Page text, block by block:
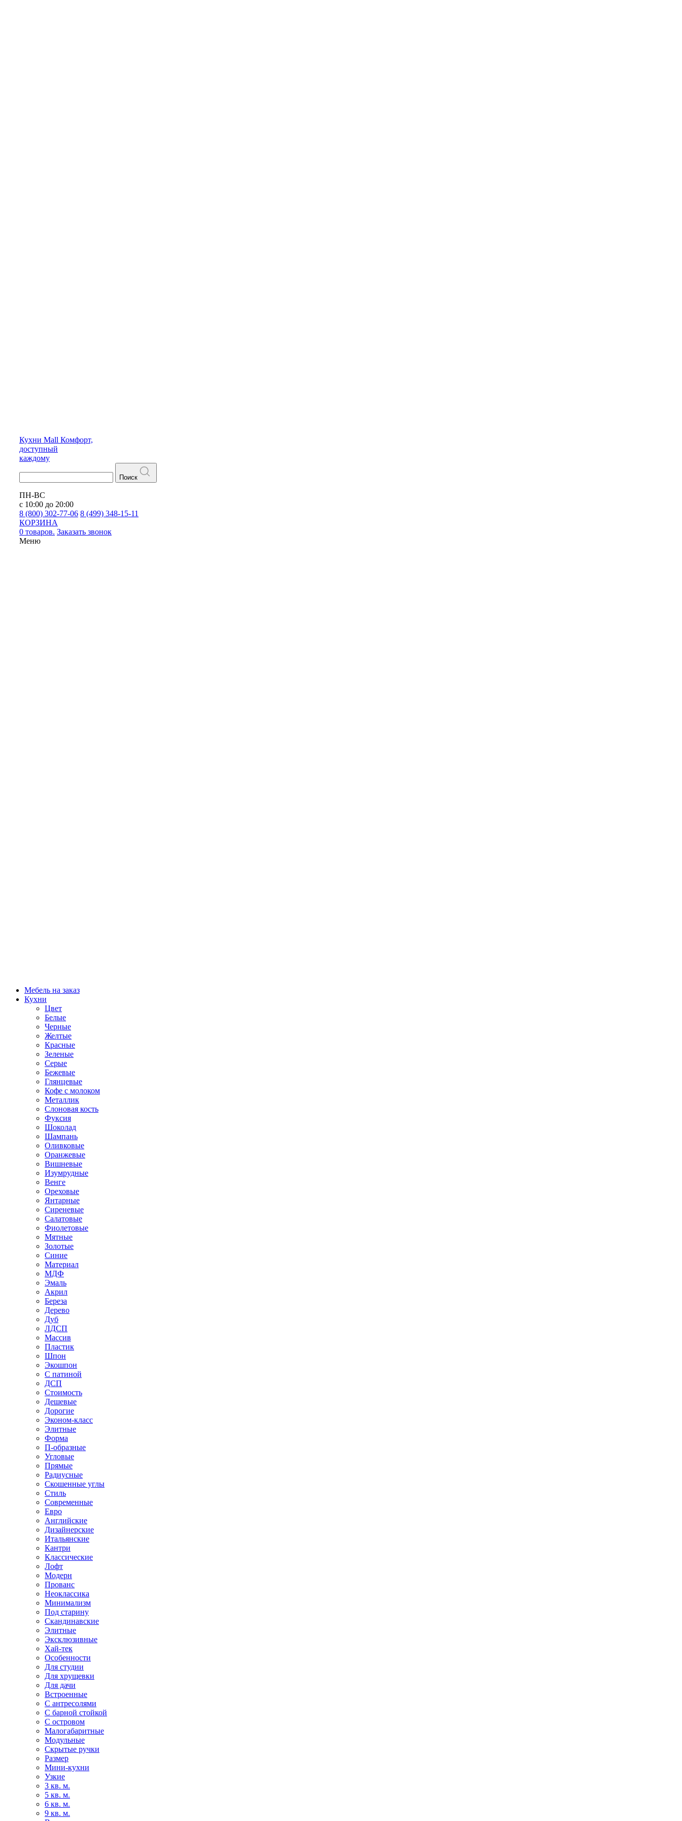
Кухни Mall Комфорт,
доступный
каждому
Поиск
ПН-ВС
с 10:00 до 20:00
8 (800) 302-77-06 8 (499) 348-15-11
КОРЗИНА
0 товаров. Заказать звонок
Меню
Мебель на заказ
Кухни
Цвет
Белые
Черные
Желтые
Красные
Зеленые
Серые
Бежевые
Глянцевые
Кофе с молоком
Металлик
Слоновая кость
Фуксия
Шоколад
Шампань
Оливковые
Оранжевые
Вишневые
Изумрудные
Венге
Ореховые
Янтарные
Сиреневые
Салатовые
Фиолетовые
Мятные
Золотые
Синие
Материал
МДФ
Эмаль
Акрил
Береза
Дерево
Дуб
ЛДСП
Массив
Пластик
Шпон
Экошпон
С патиной
ДСП
Стоимость
Дешевые
Дорогие
Эконом-класс
Элитные
Форма
П-образные
Угловые
Прямые
Радиусные
Скошенные углы
Стиль
Современные
Евро
Английские
Дизайнерские
Итальянские
Кантри
Классические
Лофт
Модерн
Прованс
Неоклассика
Минимализм
Под старину
Скандинавские
Элитные
Эксклюзивные
Хай-тек
Особенности
Для студии
Для хрущевки
Для дачи
Встроенные
С антресолями
С барной стойкой
С островом
Малогабаритные
Модульные
Скрытые ручки
Размер
Мини-кухни
Узкие
3 кв. м.
5 кв. м.
6 кв. м.
9 кв. м.